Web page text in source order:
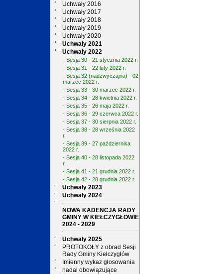
°
Uchwały 2016
°
Uchwały 2017
°
Uchwały 2018
°
Uchwały 2019
°
Uchwały 2020
°
Uchwały 2021
°
Uchwały 2022
- Sesja 30 - 21 stycznia 2022 r.
- Sesja 31 - 22 luty 2022 r.
- Sesja 32 (nadzwyczajna) - 02
marzec 2022 r.
- Sesja 33 - 30 marzec 2022 r.
- Sesja 34 - 28 kwietnia 2022 r.
- Sesja 35 - 26 maja 2022 r.
- Sesja 36 - 29 czerwca 2022 r.
- Sesja 37 - 30 sierpnia 2022 r.
- Sesja 38 - 28 września 2022
r.
- Sesja 39 - 27 października
2022 r.
- Sesja 40 - 28 listopada 2022
r.
- Sesja 41 - 21 grudnia 2022 r.
- Sesja 42 - 28 grudnia 2022 r.
°
Uchwały 2023
°
Uchwały 2024
°
NOWA KADENCJA RADY
GMINY W KIEŁCZYGŁOWIE
2024 - 2029
°
Uchwały 2025
°
PROTOKOŁY z obrad Sesji
Rady Gminy Kiełczygłów
°
Imienny wykaz głosowania
°
nadal obowiązujące